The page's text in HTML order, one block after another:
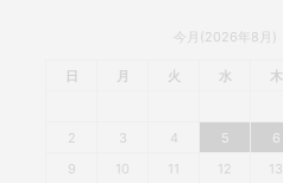
今月(2026年8月)
日 月 火 水 木
2
3 4 5 6
9
10 11 12 13